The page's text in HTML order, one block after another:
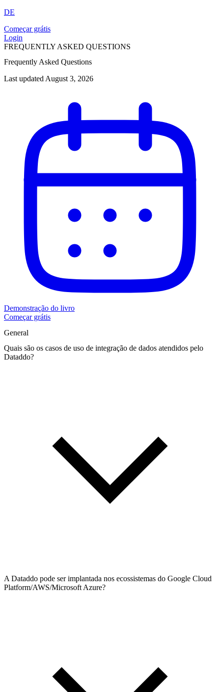
DE
Começar grátis
Login
FREQUENTLY ASKED QUESTIONS
Frequently Asked Questions
Last updated August 3, 2026
Demonstração do livro
Começar grátis
General
Quais são os casos de uso de integração de dados atendidos pelo
Dataddo?
A Dataddo pode ser implantada nos ecossistemas do Google Cloud
Platform/AWS/Microsoft Azure?